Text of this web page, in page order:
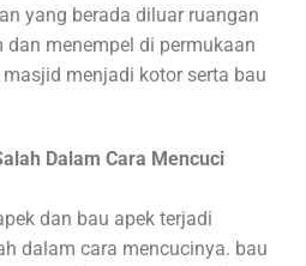
yang berada diluar ruangan
menempel di permukaan
menjadi kotor serta bau
Dalam Cara Mencuci
dan bau apek terjadi
dalam cara mencucinya. bau